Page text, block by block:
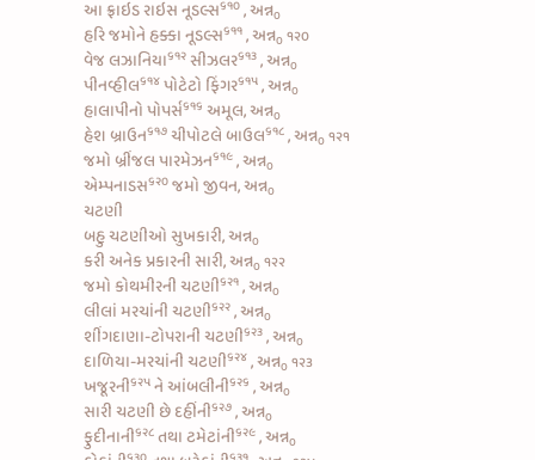
આફ્રાઇડ રાઇસ નૂડલ્સ૬૧૦ , અન્ન૦
હરિ જમોનેહક્કા નૂડલ્સ૬૧૧ , અન્ન૦ ૧૨૦
વેજ લઝાનિયા૬૧૨ સીઝલર૬૧૩ , અન્ન૦
પીનવ્હીલ૬૧૪ પોટેટો ફિંગર૬૧૫ , અન્ન૦
હાલાપીનો પોપર્સ૬૧૬ અમૂલ, અન્ન૦
હેશ બ્રાઉન૬૧૭ ચીપોટલે બાઉલ૬૧૮ , અન્ન૦ ૧૨૧
જમો બ્રીંજલ પારમેઝન૬૧૯ , અન્ન૦
એમ્પનાડસ૬૨૦ જમો જીવન, અન્ન૦
ચટણી
બહુ ચટણીઓ સુખકારી, અન્ન૦
કરી અનેક પ્રકારની સારી, અન્ન૦ ૧૨૨
જમો કોથમીરની ચટણી૬૨૧ , અન્ન૦
લીલાં મરચાંની ચટણી૬૨૨ , અન્ન૦
શીંગદાણા-ટોપરાની ચટણી૬૨૩ , અન્ન૦
દાળિયા-મરચાંની ચટણી૬૨૪ , અન્ન૦ ૧૨૩
ખજૂરની૬૨૫ નેઆંબલીની૬૨૬ , અન્ન૦
સારીચટણી છે દહીંની૬૨૭ , અન્ન૦
ફુદીનાની૬૨૮ તથાટમેટાંની૬૨૯ , અન્ન૦